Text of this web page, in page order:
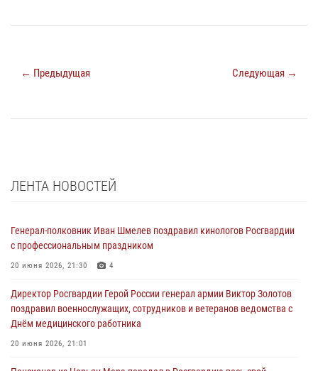
← Предыдущая Следующая →
ЛЕНТА НОВОСТЕЙ
Генерал-полковник Иван Шмелев поздравил кинологов Росгвардии
с профессиональным праздником
20 июня 2026, 21:30 4
Директор Росгвардии Герой России генерал армии Виктор Золотов
поздравил военнослужащих, сотрудников и ветеранов ведомства с
Днём медицинского работника
20 июня 2026, 21:01